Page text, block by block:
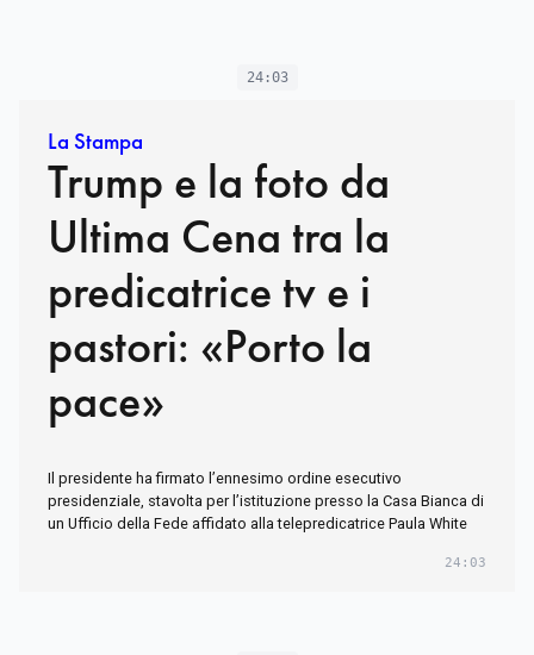
24:03
La Stampa
Trump e la foto da
Ultima Cena tra la
predicatrice tv e i
pastori: «Porto la
pace»
Il presidente ha firmato l’ennesimo ordine esecutivo
presidenziale, stavolta per l’istituzione presso la Casa Bianca di
un Ufficio della Fede affidato alla telepredicatrice Paula White
24:03